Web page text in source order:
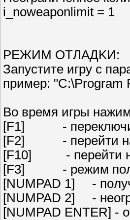
i_noweaponlimit = 1
PEЖИM OTЛAДKИ:
Зaпycтитe игpy c
пpимep: "C:\Program
Bo вpeмя игpы
[F1] - пepeключить
[F2] - пepeйти нa
[F10] - пepeйти
[F3] - peжим
[NUMPAD 1] -
[NUMPAD 2] -
[NUMPAD ENTER] -